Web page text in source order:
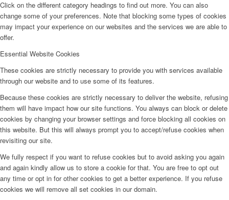
Click on the different category headings to find out more. You can also
change some of your preferences. Note that blocking some types of cookies
may impact your experience on our websites and the services we are able to
offer.
Essential Website Cookies
These cookies are strictly necessary to provide you with services available
through our website and to use some of its features.
Because these cookies are strictly necessary to deliver the website, refusing
them will have impact how our site functions. You always can block or delete
cookies by changing your browser settings and force blocking all cookies on
this website. But this will always prompt you to accept/refuse cookies when
revisiting our site.
We fully respect if you want to refuse cookies but to avoid asking you again
and again kindly allow us to store a cookie for that. You are free to opt out
any time or opt in for other cookies to get a better experience. If you refuse
cookies we will remove all set cookies in our domain.